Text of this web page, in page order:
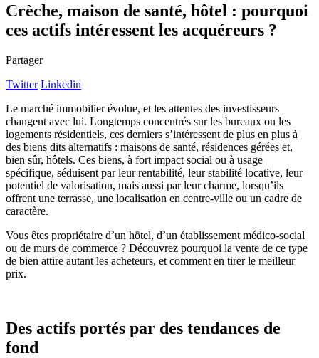
Crèche, maison de santé, hôtel : pourquoi
ces actifs intéressent les acquéreurs ?
Partager
Twitter Linkedin
Le marché immobilier évolue, et les attentes des investisseurs
changent avec lui. Longtemps concentrés sur les bureaux ou les
logements résidentiels, ces derniers s’intéressent de plus en plus à
des biens dits alternatifs : maisons de santé, résidences gérées et,
bien sûr, hôtels. Ces biens, à fort impact social ou à usage
spécifique, séduisent par leur rentabilité, leur stabilité locative, leur
potentiel de valorisation, mais aussi par leur charme, lorsqu’ils
offrent une terrasse, une localisation en centre-ville ou un cadre de
caractère.
Vous êtes propriétaire d’un hôtel, d’un établissement médico-social
ou de murs de commerce ? Découvrez pourquoi la vente de ce type
de bien attire autant les acheteurs, et comment en tirer le meilleur
prix.
Des actifs portés par des tendances de
fond